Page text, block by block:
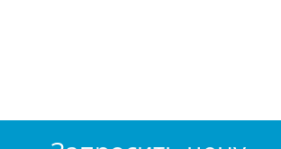
которого скорость